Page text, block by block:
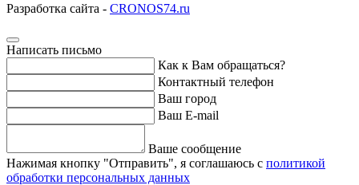
Разработка сайта - CRONOS74.ru
Написать письмо
Как к Вам обращаться?
Контактный телефон
Ваш город
Ваш E-mail
Ваше сообщение
Нажимая кнопку "Отправить", я соглашаюсь с политикой
обработки персональных данных